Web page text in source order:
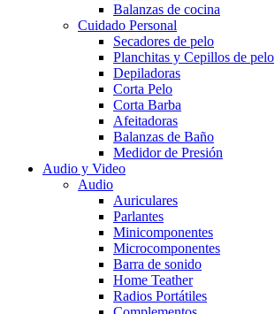
Balanzas de cocina
Cuidado Personal
Secadores de pelo
Planchitas y Cepillos de pelo
Depiladoras
Corta Pelo
Corta Barba
Afeitadoras
Balanzas de Baño
Medidor de Presión
Audio y Video
Audio
Auriculares
Parlantes
Minicomponentes
Microcomponentes
Barra de sonido
Home Teather
Radios Portátiles